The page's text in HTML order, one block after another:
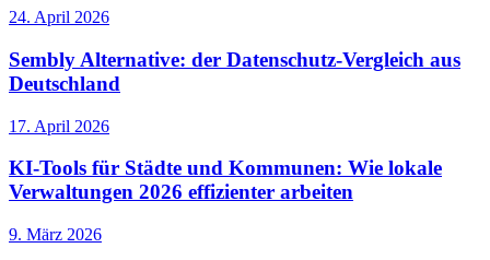
24. April 2026
Sembly Alternative: der Datenschutz-Vergleich aus
Deutschland
17. April 2026
KI-Tools für Städte und Kommunen: Wie lokale
Verwaltungen 2026 effizienter arbeiten
9. März 2026